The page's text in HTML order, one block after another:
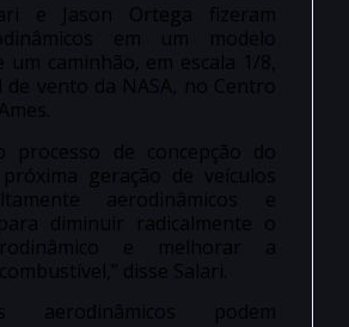
e Jason Ortega fizeram
em um modelo
um caminhão, em escala 1/8,
vento da NASA, no Centro
processo de concepção do
geração de veículos
aerodinâmicos e
diminuir radicalmente o
e melhorar a
disse Salari.